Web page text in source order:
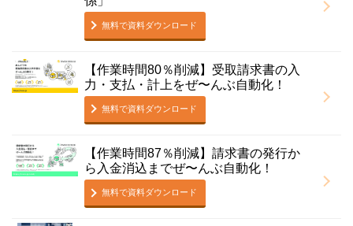
無料で資料ダウンロード
【作業時間80％削減】受取請求書の入
力・支払・計上をぜ〜んぶ自動化！
無料で資料ダウンロード
【作業時間87％削減】請求書の発行か
ら入金消込までぜ〜んぶ自動化！
無料で資料ダウンロード